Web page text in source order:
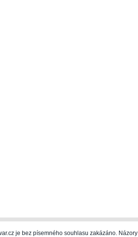
je bez písemného souhlasu zakázáno. Názory